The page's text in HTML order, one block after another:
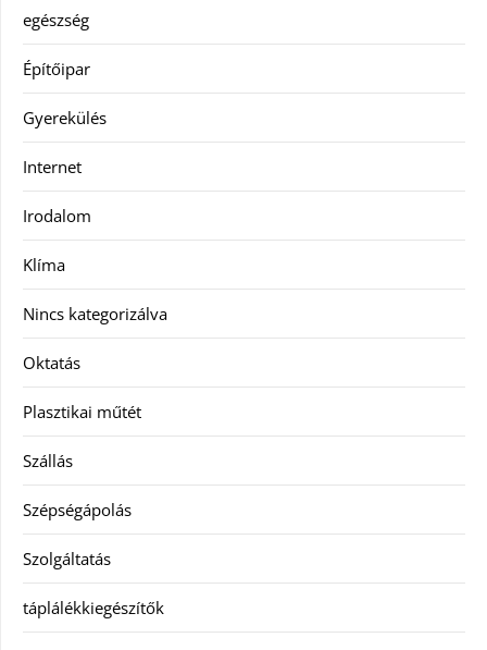
egészség
Építőipar
Gyerekülés
Internet
Irodalom
Klíma
Nincs kategorizálva
Oktatás
Plasztikai műtét
Szállás
Szépségápolás
Szolgáltatás
táplálékkiegészítők